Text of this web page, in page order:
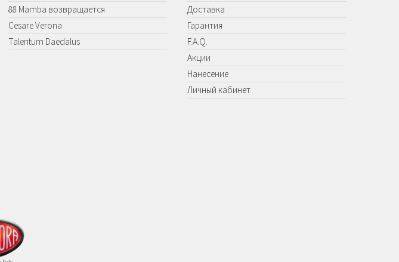
88 Mamba возвращается
Cesare Verona
Talentum Daedalus
Доставка
Гарантия
F.A.Q.
Акции
Нанесение
Личный кабинет